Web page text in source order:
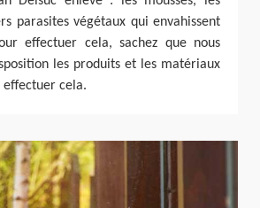
parasites végétaux qui envahissent
effectuer cela, sachez que nous
les produits et les matériaux
effectuer cela.